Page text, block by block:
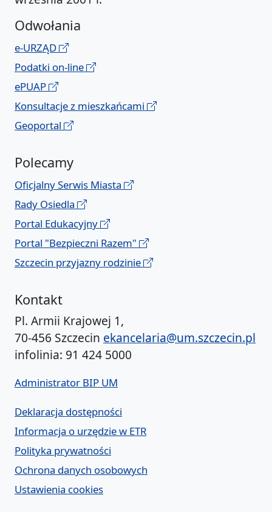
Odwołania
e-URZĄD
Podatki on-line
ePUAP
Konsultacje z mieszkańcami
Geoportal
Polecamy
Oficjalny Serwis Miasta
Rady Osiedla
Portal Edukacyjny
Portal "Bezpieczni Razem"
Szczecin przyjazny rodzinie
Kontakt
Pl. Armii Krajowej 1,
70-456 Szczecin ekancelaria@um.szczecin.pl
infolinia: 91 424 5000
Administrator BIP UM
Deklaracja dostępności
Informacja o urzędzie w ETR
Polityka prywatności
Ochrona danych osobowych
Ustawienia cookies